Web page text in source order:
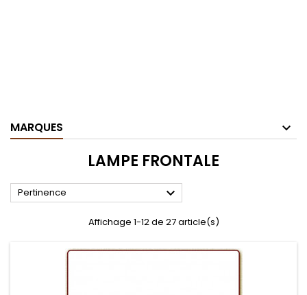
MARQUES
LAMPE FRONTALE
Pertinence 
Affichage 1-12 de 27 article(s)